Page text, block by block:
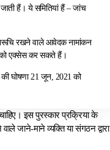
हैं। ये समितियां हैं – जांच
रखने वाले आवेदक नामांकन
को एक्‍सेस कर सकते हैं।
घोषणा 21 जून, 2021 को
इस पुरस्‍कार प्रक्रिया के
जाने-माने व्‍यक्ति या संगठन द्वारा